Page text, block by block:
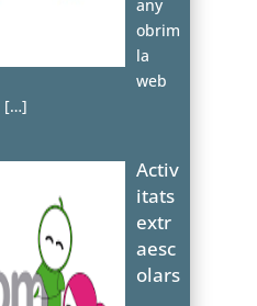
any
obrim
la
web
[…]
Activ
itats
extr
aesc
olars